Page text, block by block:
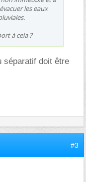
les eaux
à cela ?
séparatif doit être
#3